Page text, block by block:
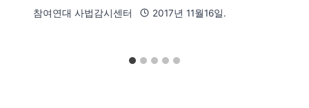
참여연대 사법감시센터 2017년 11월16일.